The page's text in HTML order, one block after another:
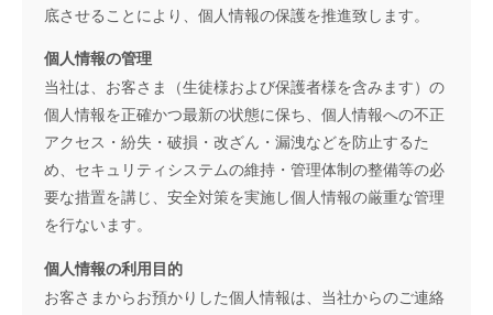
底させることにより、個人情報の保護を推進致します。
個人情報の管理
当社は、お客さま（生徒様および保護者様を含みます）の
個人情報を正確かつ最新の状態に保ち、個人情報への不正
アクセス・紛失・破損・改ざん・漏洩などを防止するた
め、セキュリティシステムの維持・管理体制の整備等の必
要な措置を講じ、安全対策を実施し個人情報の厳重な管理
を行ないます。
個人情報の利用目的
お客さまからお預かりした個人情報は、当社からのご連絡